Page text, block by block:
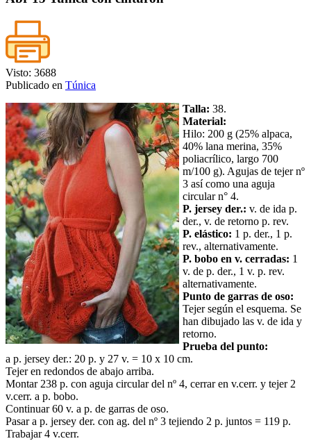
Visto: 3688
Publicado en Túnica
Talla: 38.
Material:
Hilo: 200 g (25% alpaca,
40% lana merina, 35%
poliacrílico, largo 700
m/100 g). Agujas de tejer nº
3 así como una aguja
circular n° 4.
P. jersey der.: v. de ida p.
der., v. de retorno p. rev.
P. elástico: 1 p. der., 1 p.
rev., alternativamente.
P. bobo en v. cerradas: 1
v. de p. der., 1 v. p. rev.
alternativamente.
Punto de garras de oso:
Tejer según el esquema. Se
han dibujado las v. de ida y
retorno.
Prueba del punto:
a p. jersey der.: 20 p. y 27 v. = 10 x 10 cm.
Tejer en redondos de abajo arriba.
Montar 238 p. con aguja circular del nº 4, cerrar en v.cerr. y tejer 2
v.cerr. a p. bobo.
Continuar 60 v. a p. de garras de oso.
Pasar a p. jersey der. con ag. del nº 3 tejiendo 2 p. juntos = 119 p.
Trabajar 4 v.cerr.